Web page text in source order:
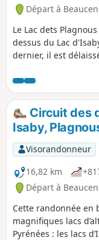
Départ à
Le Lac dets
dessus du Lac
dernier, il est
bon moment.
Circuit des
Isaby,
Visorandonneur
16,82 km
Départ à
Cette randonnée en
magnifiques lacs
Pyrénées : les lacs